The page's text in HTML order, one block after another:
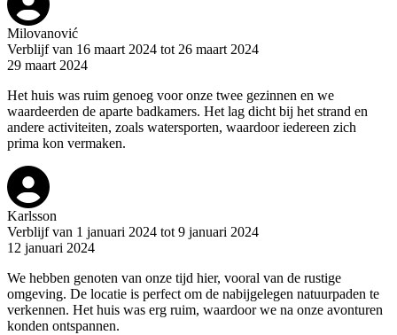
Milovanović
Verblijf van 16 maart 2024 tot 26 maart 2024
29 maart 2024
Het huis was ruim genoeg voor onze twee gezinnen en we
waardeerden de aparte badkamers. Het lag dicht bij het strand en
andere activiteiten, zoals watersporten, waardoor iedereen zich
prima kon vermaken.
Karlsson
Verblijf van 1 januari 2024 tot 9 januari 2024
12 januari 2024
We hebben genoten van onze tijd hier, vooral van de rustige
omgeving. De locatie is perfect om de nabijgelegen natuurpaden te
verkennen. Het huis was erg ruim, waardoor we na onze avonturen
konden ontspannen.